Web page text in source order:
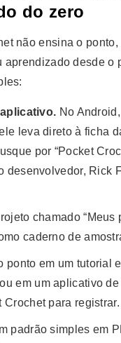
do zero
não ensina o ponto,
aprendizado desde o
No
leva direto à ficha
por “Pocket
desenvolvedor, Rick
chamado “Meus
caderno de
ponto em um tutorial
em um aplicativo
Crochet para registrar.
padrão simples em